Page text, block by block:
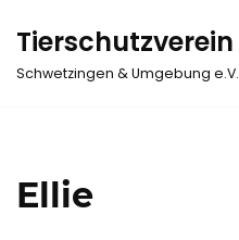
Zum
Inhalt
Tierschutzverein
Schwetzingen & Umgebung e.V.
Ellie